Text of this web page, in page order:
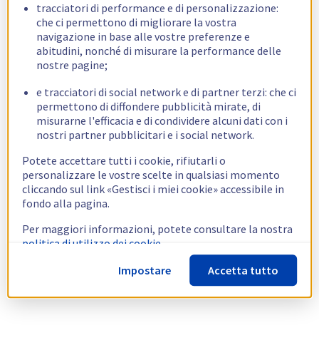
tracciatori di performance e di personalizzazione:
che ci permettono di migliorare la vostra
navigazione in base alle vostre preferenze e
abitudini, nonché di misurare la performance delle
nostre pagine;
e tracciatori di social network e di partner terzi: che ci
permettono di diffondere pubblicità mirate, di
misurarne l'efficacia e di condividere alcuni dati con i
nostri partner pubblicitari e i social network.
Potete accettare tutti i cookie, rifiutarli o
personalizzare le vostre scelte in qualsiasi momento
cliccando sul link «Gestisci i miei cookie» accessibile in
fondo alla pagina.
Per maggiori informazioni, potete consultare la nostra
politica di utilizzo dei cookie.
Impostare
Accetta tutto